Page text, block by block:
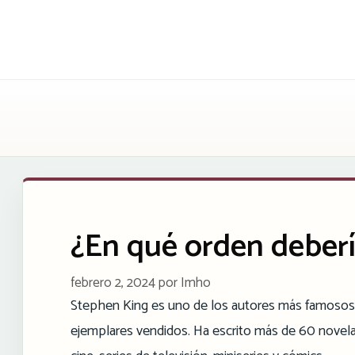
¿En qué orden
febrero 2, 2024porImho
Stephen King es uno de los autores más
ejemplares vendidos. Ha escrito más de 60